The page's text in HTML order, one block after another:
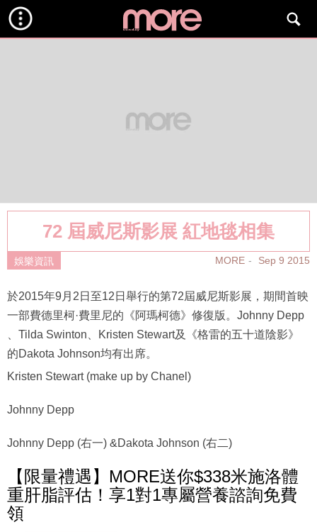
72 屆威尼斯影展 紅地毯相集
娛樂資訊 MORE Sep 9 2015
於2015年9月2日至12日舉行的第72屆威尼斯影展，期間首映
一部費德里柯·費里尼的《阿瑪柯德》修復版。Johnny Depp
、Tilda Swinton、Kristen Stewart及《格雷的五十道陰影》
的Dakota Johnson均有出席。
Kristen Stewart (make up by Chanel)
Johnny Depp
Johnny Depp (右一) &Dakota Johnson (右二)
【限量禮遇】MORE送你$338米施洛體
重肝脂評估！享1對1專屬營養諮詢免費
領